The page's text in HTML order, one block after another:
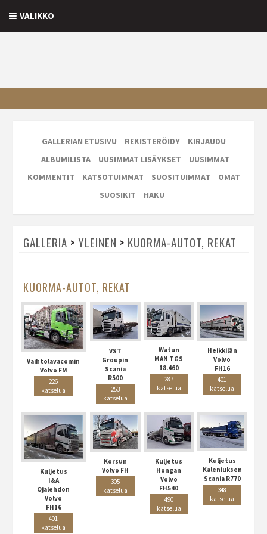
VALIKKO
GALLERIAN ETUSIVU REKISTERÖIDY
KIRJAUDU
ALBUMILISTA
UUSIMMAT LISÄYKSET
UUSIMMAT
KOMMENTIT
KATSOTUIMMAT SUOSITUIMMAT
OMAT
SUOSIKIT
HAKU
GALLERIA > YLEINEN > KUORMA-AUTOT, REKAT
KUORMA-AUTOT, REKAT
Vaihtolavacomin
Volvo FM
226
katselua
VST
Groupin
Scania
R500
253
katselua
Watun
MAN TGS
18.460
287
katselua
Heikkilän
Volvo
FH16
401
katselua
Kuljetus
I&A
Ojalehdon
Volvo
FH16
401
katselua
Korsun
Volvo FH
305
katselua
Kuljetus
Hongan
Volvo
FH540
490
katselua
Kuljetus
Kaleniuksen
Scania R770
348
katselua